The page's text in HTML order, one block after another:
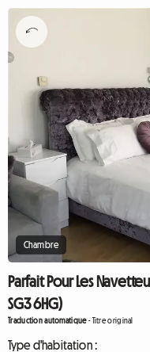
Chambre
Parfait Pour Les
SG3 6HG)
Traduction automatique-Titre original
Type d'habitation :